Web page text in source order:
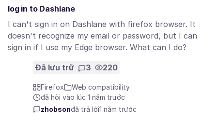
log in to Dashlane
I can't sign in on Dashlane with firefox browser. It
doesn't recognize my email or password, but I can
sign in if I use my Edge browser. What can I do?
Đã lưu trữ 3 220
Firefox
Web compatibility
đã hỏi vào lúc 1 năm trước
zhobsonđã trả lời1 năm trước